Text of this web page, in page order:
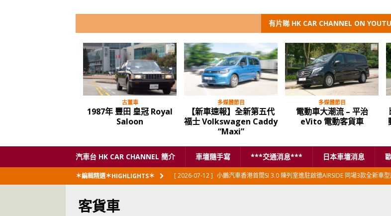
有片睇 HK CAR CHANNEL ON
古董車
1987年 豐田 皇冠 Royal
Saloon
多媒體節目
【新車速報】全新第五代
福士 Volkswagen Caddy
“Maxi”
多媒體節目
電動車大潮流 – 平治
eVito 電動客貨車
汽車台 HK CAR CHANNEL 簡介 車壇隨手寫 ***交通消息*** 日本車壇消息
＊編輯精選＊HIGHLIGHTS＊ [ 2026-07-12 ] 小鵬汽車香港首間SI 3.0 陳列室進駐啟德AIRSIDE 同場3款全新車
客貨車